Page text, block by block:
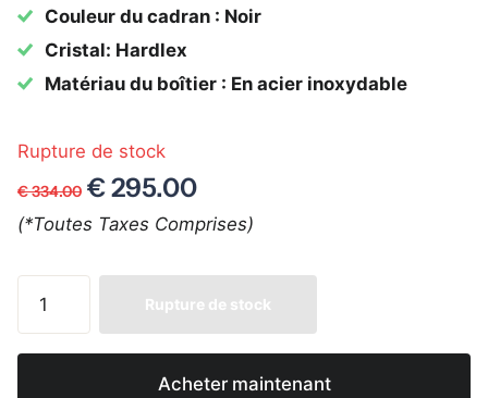
Couleur du cadran : Noir
Cristal: Hardlex
Matériau du boîtier : En acier inoxydable
Rupture de stock
€ 334.00 € 295.00
(*Toutes Taxes Comprises)
Rupture de stock
Acheter maintenant